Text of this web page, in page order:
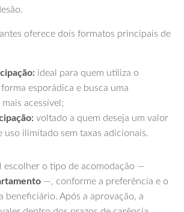
oferece dois formatos principais de
ideal para quem utiliza o
esporádica e busca uma
acessível;
voltado a quem deseja um valor
uso ilimitado sem taxas adicionais.
escolher o tipo de acomodação —
—, conforme a preferência e o
beneficiário. Após a aprovação, a